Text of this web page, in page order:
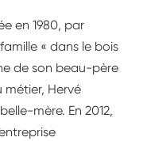
en 1980, par
« dans le bois
de son beau-père
métier, Hervé
mère. En 2012,